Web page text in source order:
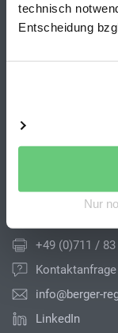
technisch
Entscheidung
Nur
Kontakt
+49 (0)711 / 83
Kontaktanfrage
info@berger-
LinkedIn